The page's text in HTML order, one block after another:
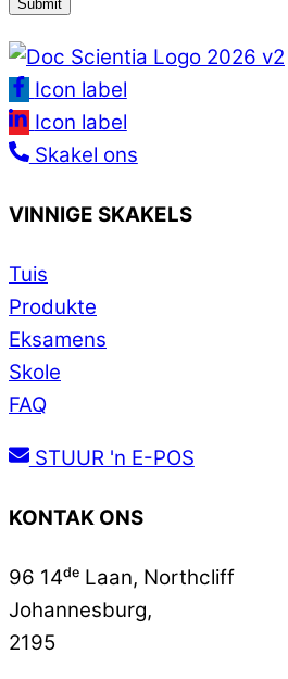
Icon label
Icon label
Skakel ons
VINNIGE SKAKELS
Tuis
Produkte
Eksamens
Skole
FAQ
STUUR 'n E-POS
KONTAK ONS
96 14ᵈᵉ Laan, Northcliff
Johannesburg,
2195